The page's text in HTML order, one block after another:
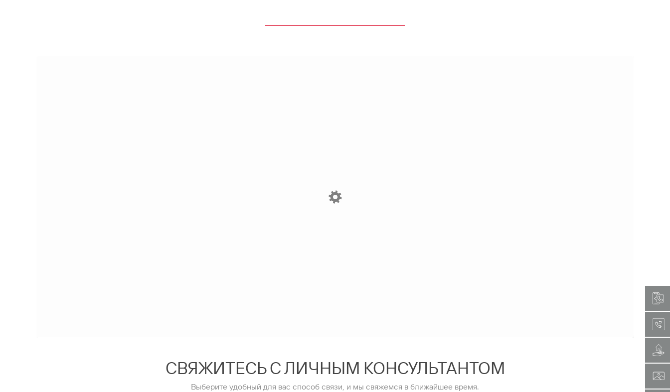
СВЯЖИТЕСЬ С ЛИЧНЫМ КОНСУЛЬТАНТОМ
Выберите удобный для вас способ связи, и мы свяжемся в ближайшее время.